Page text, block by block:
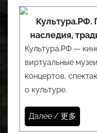
Культура.РФ.
наследия,
Культура.РФ —
виртуальные
концертов,
о культуре.
Далее / 更多